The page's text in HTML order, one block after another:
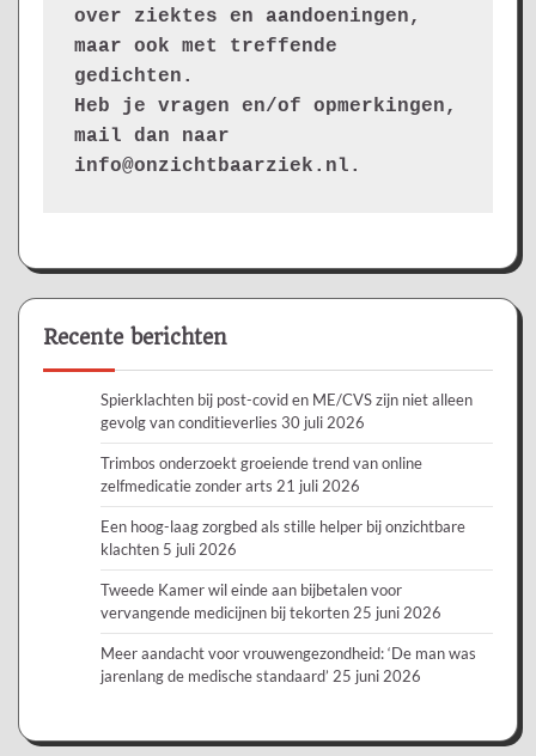
over ziektes en aandoeningen,
maar ook met treffende
gedichten.
Heb je vragen en/of opmerkingen,
mail dan naar
info@onzichtbaarziek.nl.
Recente berichten
Spierklachten bij post-covid en ME/CVS zijn niet alleen
gevolg van conditieverlies 30 juli 2026
Trimbos onderzoekt groeiende trend van online
zelfmedicatie zonder arts 21 juli 2026
Een hoog-laag zorgbed als stille helper bij onzichtbare
klachten 5 juli 2026
Tweede Kamer wil einde aan bijbetalen voor
vervangende medicijnen bij tekorten 25 juni 2026
Meer aandacht voor vrouwengezondheid: ‘De man was
jarenlang de medische standaard’ 25 juni 2026